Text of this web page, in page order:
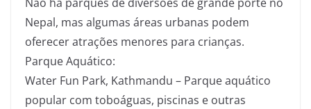
Nepal, mas algumas áreas urbanas podem
oferecer atrações menores para crianças.
Parque Aquático:
Water Fun Park, Kathmandu – Parque aquático
popular com toboáguas, piscinas e outras